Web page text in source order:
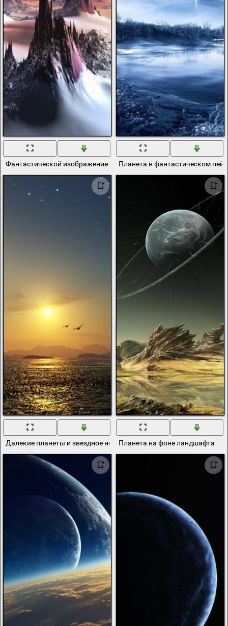
Фантастической изображение скал на фоне неизвестной планеты
Планета в фантастическом
Далекие планеты и звездное небо в лучах двух солнц на берегу
Планета на фоне ландшафта